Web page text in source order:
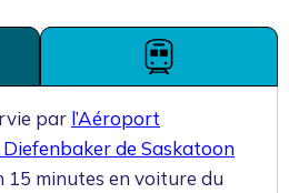
par l’Aéroport
de Saskatoon
15 minutes en voiture du